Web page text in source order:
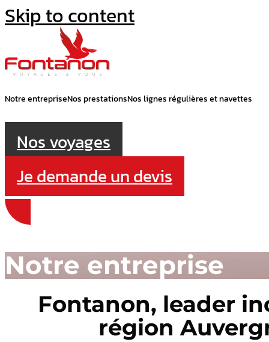
Skip to content
Notre entrepriseNos prestationsNos lignes régulières et navettes
Nos voyages
Je demande un devis
Notre entreprise
Fontanon, leader
région